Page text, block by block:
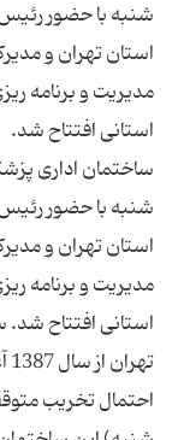
شنبه با حضور
استان تهران و
مدیریت و برنامه
ساختمان اداری
شنبه با حضور
استان تهران و
مدیریت و برنامه
استانی افتتاح